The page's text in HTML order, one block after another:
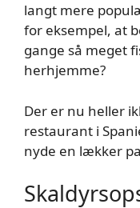
langt mere
for eksempel, at
gange så meget
herhjemme?
Der er nu heller
restaurant i
nyde en lækker